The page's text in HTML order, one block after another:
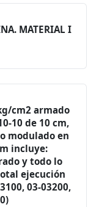
MATERIAL I
cm2 armado
10 de 10 cm,
modulado en
incluye:
y todo lo
ejecución
03-03200,